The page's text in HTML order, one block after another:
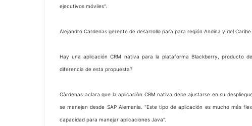
ejecutivos móviles".
Alejandro Cardenas gerente de desarrollo para para región Andina y del Caribe
Hay una aplicación CRM nativa para la plataforma Blackberry, producto
diferencia de esta propuesta?
Càrdenas aclara que la aplicaciòn CRM nativa debe ajustarse en su
se manejan desde SAP Alemania. "Este tipo de aplicación es mucho más
capacidad para manejar aplicaciones Java".